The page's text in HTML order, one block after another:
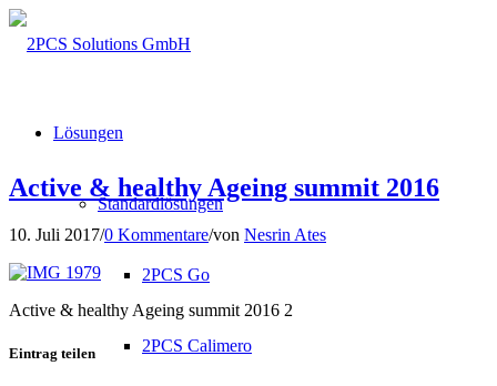
Lösungen
Standardlösungen
2PCS Go
2PCS Calimero
Active & healthy Ageing summit 2016
10. Juli 2017/0 Kommentare/von Nesrin Ates
Active & healthy Ageing summit 2016 2
Eintrag teilen